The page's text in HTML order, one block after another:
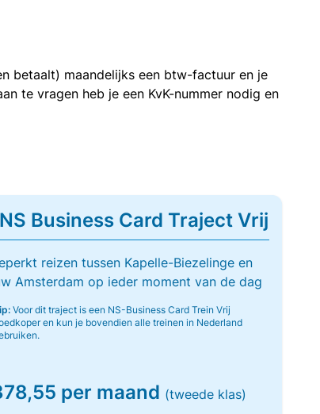
betaalt) maandelijks een btw-factuur en je
te vragen heb je een KvK-nummer nodig en
NS Business Card Traject Vrij
reizen tussen Kapelle-Biezelinge en
Amsterdam op ieder moment van de dag
Voor dit traject is een NS-Business Card Trein Vrij
en kun je bovendien alle treinen in Nederland
per maand (tweede klas)